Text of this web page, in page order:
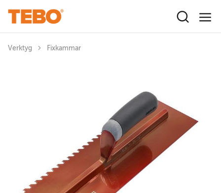
Verktyg Fixkammar